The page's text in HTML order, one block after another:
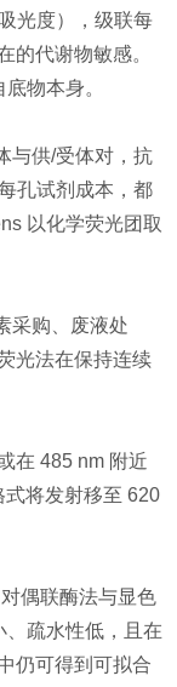
光度），级联每
的代谢物敏感。
物本身。
与供/受体对，抗
孔试剂成本，都
以化学荧光团取
采购、废液处
光法在保持连续
在 485 nm 附近
将发射移至 620
偶联酶法与显色
疏水性低，且在
仍可得到可拟合